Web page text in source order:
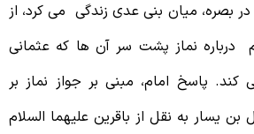
میان بنی عدی زندگی می کرد، از
نماز پشت سر آن ها که عثمانی
پاسخ امام، مبنی بر جواز نماز بر
به نقل از باقرین علیهما السلام